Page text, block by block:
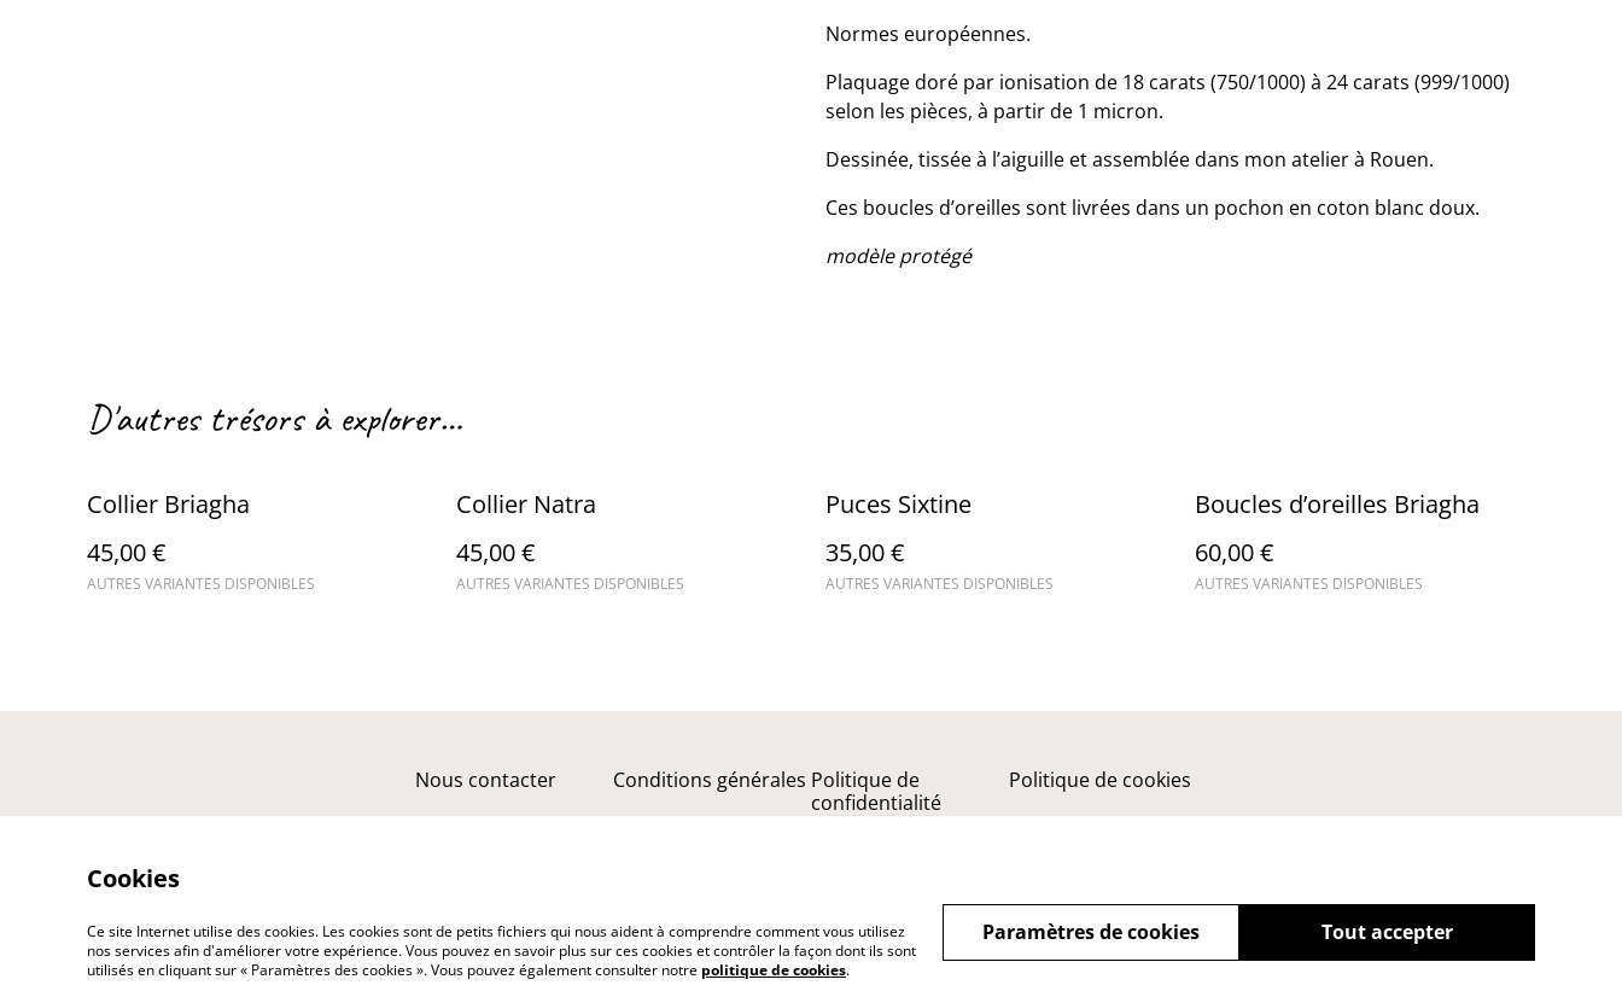
Normes européennes.
Plaquage doré par ionisation de 18 carats (750/1000) à 24 carats (999/1000)
selon les pièces, à partir de 1 micron.
Dessinée, tissée à l’aiguille et assemblée dans mon atelier à Rouen.
Ces boucles d’oreilles sont livrées dans un pochon en coton blanc doux.
modèle protégé
D'autres trésors à explorer…
Collier Briagha
45,00 €
AUTRES VARIANTES DISPONIBLES
Collier Natra
45,00 €
AUTRES VARIANTES DISPONIBLES
Puces Sixtine
35,00 €
AUTRES VARIANTES DISPONIBLES
Boucles d’oreilles Briagha
60,00 €
AUTRES VARIANTES DISPONIBLES
Nous contacter Conditions générales Politique de
confidentialité
Politique de cookies
©2026 amhé
Cookies
Ce site Internet utilise des cookies. Les cookies sont de petits fichiers qui nous aident à comprendre comment vous utilisez
nos services afin d'améliorer votre expérience. Vous pouvez en savoir plus sur ces cookies et contrôler la façon dont ils sont
utilisés en cliquant sur « Paramètres des cookies ». Vous pouvez également consulter notre politique de cookies.
Tout accepter
Paramètres de cookies